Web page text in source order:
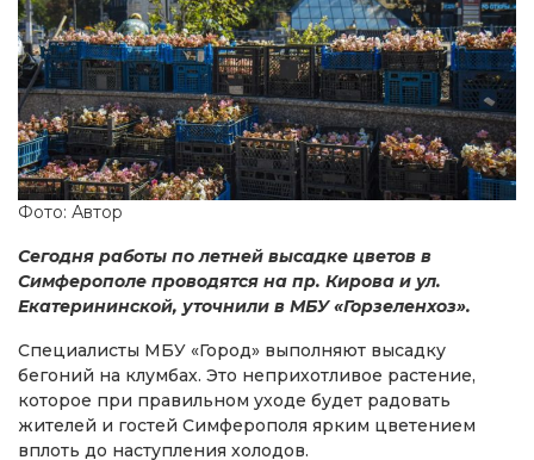
Фото: Автор
Сегодня работы по летней высадке цветов в
Симферополе проводятся на пр. Кирова и ул.
Екатерининской, уточнили в МБУ «Горзеленхоз».
Специалисты МБУ «Город» выполняют высадку
бегоний на клумбах. Это неприхотливое растение,
которое при правильном уходе будет радовать
жителей и гостей Симферополя ярким цветением
вплоть до наступления холодов.